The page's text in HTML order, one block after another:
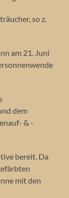
so z.
am 21. Juni
dem
& -
bereit. Da
mit den